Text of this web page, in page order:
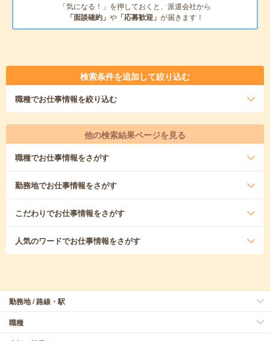
「気になる！」を押しておくと、派遣会社から
「面談確約」 や 「応募歓迎」 が届きます！
検索条件を追加して絞り込む
職種でお仕事情報を絞り込む
他の検索結果ページを見る
職種でお仕事情報をさがす
勤務地でお仕事情報をさがす
こだわりでお仕事情報をさがす
人気のワードでお仕事情報をさがす
勤務地 / 路線・駅
職種